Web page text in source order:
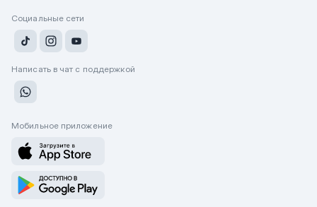
Социальные сети
Написать в чат с поддержкой
Мобильное приложение